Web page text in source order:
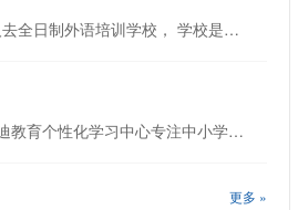
具体不清楚，我知道珠海有一家IBS学校挺不错的，是一所成人去全日制外语培训学校， 学校是专门培养英语、日语等外语商务人才的学校。 学校自1998年成立以来： 已经为珠海、广州、中山、东莞、深圳等地区各大外资企业培养了大批实用性外语人才。 学校与珠三角地区多家外...
费用具体不清楚 [b]江阴优迪教育新理念英语班怎么样？[/b] 优迪教育个性化学习中心专注中小学教育事业，结合多年的一线教学经验及教学研究、心理研究，针对中小学生的心理及学习特征，实施有效的辅导方案，经验教师一对一授课，真正做到学科与心理相结合，知识传授与方法...
更多 »